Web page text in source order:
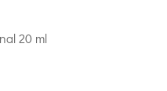
20 ml